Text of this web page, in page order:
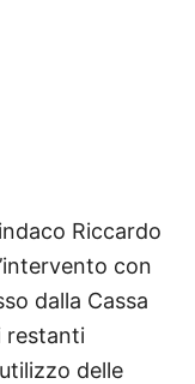
Riccardo
con
dalla Cassa
restanti
delle